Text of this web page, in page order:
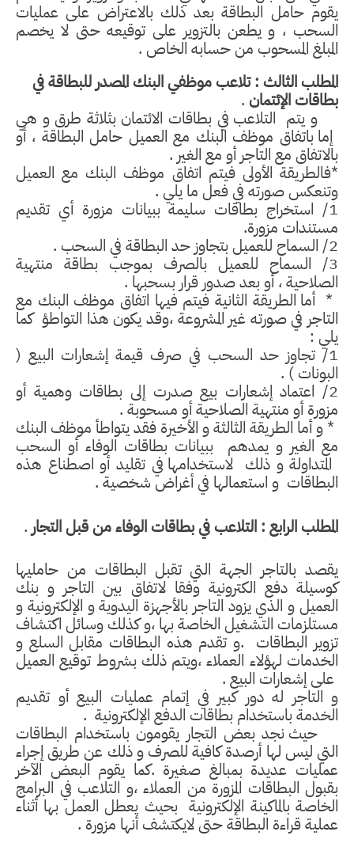
يقوم حامل البطاقة بعد ذلك بالاعتراض على عمليات
السحب ، و يطعن بالتزوير على توقيعه حتى لا يخصم
المبلغ المسحوب من حسابه الخاص .
المطلب الثالث : تلاعب موظفي البنك المصدر للبطاقة في
بطاقات الإئتمان .
و يتم التلاعب في بطاقات الائتمان بثلاثة طرق و هي
إما باتفاق موظف البنك مع العميل حامل البطاقة ، أو
بالاتفاق مع التاجر أو مع الغير .
*فالطريقة الأولى فيتم اتفاق موظف البنك مع العميل
وتنعكس صورته في فعل ما يلي .
1/ استخراج بطاقات سليمة ببيانات مزورة أي تقديم
مستندات مزورة.
2/ السماح للعميل بتجاوز حد البطاقة في السحب .
3/ السماح للعميل بالصرف بموجب بطاقة منتهية
الصلاحية ، أو بعد صدور قرار بسحبها .
* أما الطريقة الثانية فيتم فيها اتفاق موظف البنك مع
التاجر في صورته غير المشروعة ،وقد يكون هذا التواطؤ كما
يلي :
1/ تجاوز حد السحب في صرف قيمة إشعارات البيع (
البونات ) .
2/ اعتماد إشعارات بيع صدرت إلى بطاقات وهمية أو
مزورة أو منتهية الصلاحية أو مسحوبة .
* و أما الطريقة الثالثة و الأخيرة فقد يتواطأ موظف البنك
مع الغير و يمدهم ببيانات بطاقات الوفاء أو السحب
المتداولة و ذلك لاستخدامها في تقليد أو اصطناع هذه
البطاقات و استعمالها في أغراض شخصية .
المطلب الرابع : التلاعب في بطاقات الوفاء من قبل التجار .
يقصد بالتاجر الجهة التي تقبل البطاقات من حامليها
كوسيلة دفع الكترونية وفقا لاتفاق بين التاجر و بنك
العميل و الذي يزود التاجر بالأجهزة اليدوية و الإلكترونية و
مستلزمات التشغيل الخاصة بها ،و كذلك وسائل اكتشاف
تزوير البطاقات .و تقدم هذه البطاقات مقابل السلع و
الخدمات لهؤلاء العملاء ،ويتم ذلك بشروط توقيع العميل
على إشعارات البيع .
و التاجر له دور كبير في إتمام عمليات البيع أو تقديم
الخدمة باستخدام بطاقات الدفع الإلكترونية .
حيث نجد بعض التجار يقومون باستخدام البطاقات
التي ليس لها أرصدة كافية للصرف و ذلك عن طريق إجراء
عمليات عديدة بمبالغ صغيرة .كما يقوم البعض الآخر
بقبول البطاقات المزورة من العملاء ،و التلاعب في البرامج
الخاصة بالماكينة الإلكترونية بحيث يعطل العمل بها أثناء
عملية قراءة البطاقة حتى لايكتشف أنها مزورة .